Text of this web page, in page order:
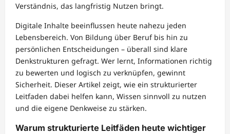
Verständnis, das langfristig Nutzen bringt.
Digitale Inhalte beeinflussen heute nahezu jeden
Lebensbereich. Von Bildung über Beruf bis hin zu
persönlichen Entscheidungen – überall sind klare
Denkstrukturen gefragt. Wer lernt, Informationen richtig
zu bewerten und logisch zu verknüpfen, gewinnt
Sicherheit. Dieser Artikel zeigt, wie ein strukturierter
Leitfaden dabei helfen kann, Wissen sinnvoll zu nutzen
und die eigene Denkweise zu stärken.
Warum strukturierte Leitfäden heute wichtiger